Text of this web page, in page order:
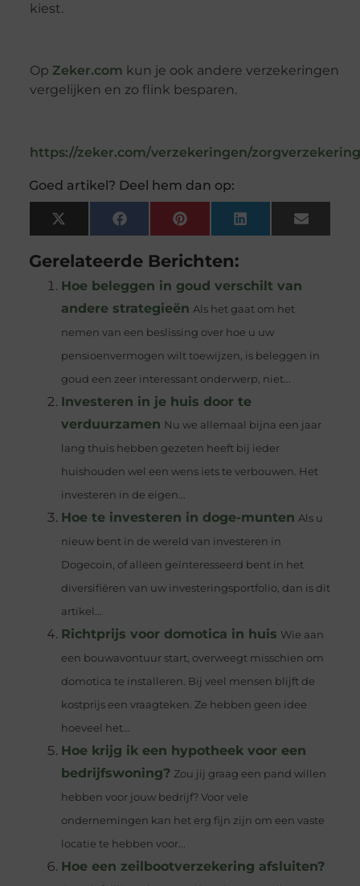
kiest.
Op Zeker.com kun je ook andere verzekeringen
vergelijken en zo flink besparen.
https://zeker.com/verzekeringen/
Goed artikel? Deel hem dan op:
X
(Twitter)
FacebookPinterestLinkedInEmail
Gerelateerde Berichten:
Hoe beleggen in goud verschilt van
andere strategieën Als het gaat om het
nemen van een beslissing over hoe u uw
pensioenvermogen wilt toewijzen, is beleggen in
goud een zeer interessant onderwerp, niet...
Investeren in je huis door te
verduurzamen Nu we allemaal bijna een jaar
lang thuis hebben gezeten heeft bij ieder
huishouden wel een wens iets te verbouwen. Het
investeren in de eigen...
Hoe te investeren in doge-munten Als u
nieuw bent in de wereld van investeren in
Dogecoin, of alleen geïnteresseerd bent in het
diversifiëren van uw investeringsportfolio, dan is dit
artikel...
Richtprijs voor domotica in huis Wie aan
een bouwavontuur start, overweegt misschien om
domotica te installeren. Bij veel mensen blijft de
kostprijs een vraagteken. Ze hebben geen idee
hoeveel het...
Hoe krijg ik een hypotheek voor een
bedrijfswoning? Zou jij graag een pand willen
hebben voor jouw bedrijf? Voor vele
ondernemingen kan het erg fijn zijn om een vaste
locatie te hebben voor...
Hoe een zeilbootverzekering afsluiten?